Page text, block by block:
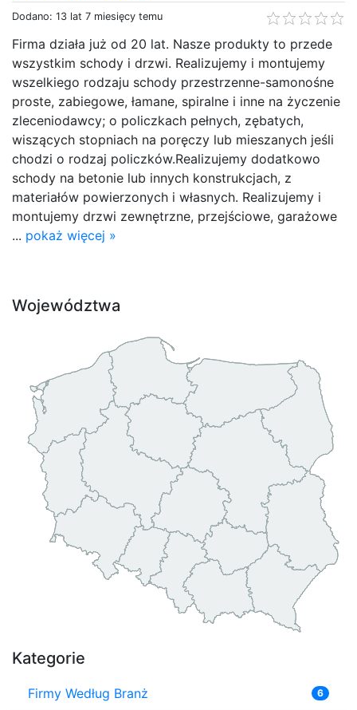
Dodano: 13 lat 7 miesięcy temu
Firma działa już od 20 lat. Nasze produkty to przede
wszystkim schody i drzwi. Realizujemy i montujemy
wszelkiego rodzaju schody przestrzenne-samonośne
proste, zabiegowe, łamane, spiralne i inne na życzenie
zleceniodawcy; o policzkach pełnych, zębatych,
wiszących stopniach na poręczy lub mieszanych jeśli
chodzi o rodzaj policzków.Realizujemy dodatkowo
schody na betonie lub innych konstrukcjach, z
materiałów powierzonych i własnych. Realizujemy i
montujemy drzwi zewnętrzne, przejściowe, garażowe
... pokaż więcej »
Województwa
Kategorie
Firmy Według Branż 6